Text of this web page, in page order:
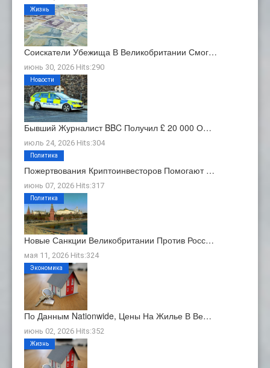
Соискатели Убежища В Великобритании Смог…
июнь 30, 2026 Hits:290
Жизнь
Бывший Журналист BBC Получил £ 20 000 О…
июль 24, 2026 Hits:304
Новости
Пожертвования Криптоинвесторов Помогают …
июнь 07, 2026 Hits:317
Политика
Новые Санкции Великобритании Против Росс…
мая 11, 2026 Hits:324
Политика
По Данным Nationwide, Цены На Жилье В Ве…
июнь 02, 2026 Hits:352
Экономика
Жизнь